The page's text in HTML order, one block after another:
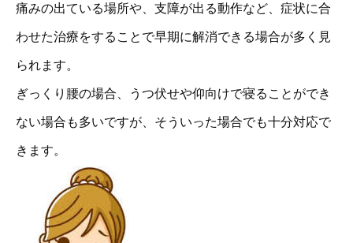
痛みの出ている場所や、支障が出る動作など、症状に合
わせた治療をすることで早期に解消できる場合が多く見
られます。
ぎっくり腰の場合、うつ伏せや仰向けで寝ることができ
ない場合も多いですが、そういった場合でも十分対応で
きます。